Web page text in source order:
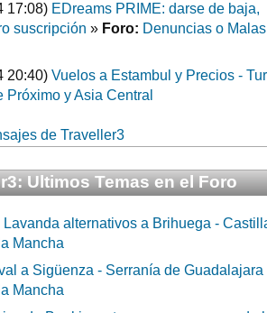
17:08) EDreams PRIME: darse de baja,
suscripción » Foro: Denuncias o Malas
20:40) Vuelos a Estambul y Precios -
Próximo y Asia Central
de Traveller3
Ultimos Temas en el Foro
alternativos a Brihuega -
Mancha
a Sigüenza - Serranía de Guadalajara
Mancha